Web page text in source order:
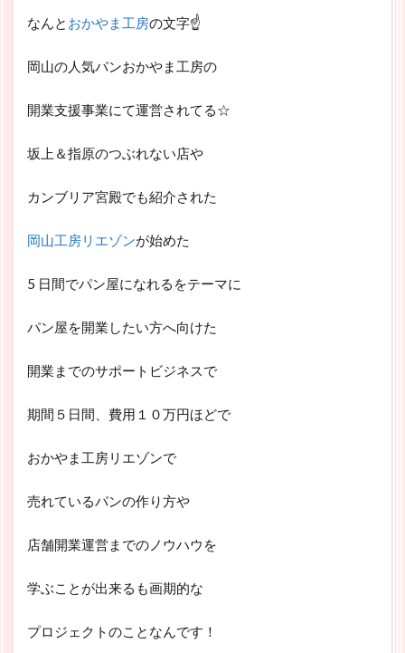
なんと おかやま工房の文字☝
岡山の人気パンおかやま工房の
開業支援事業にて運営されてる☆
坂上＆指原のつぶれない店や
カンブリア宮殿でも紹介された
岡山工房リエゾンが始めた
5 日間でパン屋になれるをテーマに
パン屋を開業したい方へ向けた
開業までのサポートビジネスで
期間５日間、費用１０万円ほどで
おかやま工房リエゾンで
売れているパンの作り方や
店舗開業運営までのノウハウを
学ぶことが出来るも画期的な
プロジェクトのことなんです！